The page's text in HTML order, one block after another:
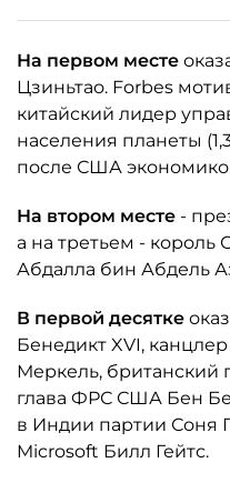
На первом месте
Цзиньтао. Forbes
китайский лидер
населения планеты
после США
На втором месте -
а на третьем - король
Абдалла бин Абдель
В первой десятке
Бенедикт XVI,
Меркель,
глава ФРС США Бен
в Индии партии Соня
Microsoft Билл Гейтс.